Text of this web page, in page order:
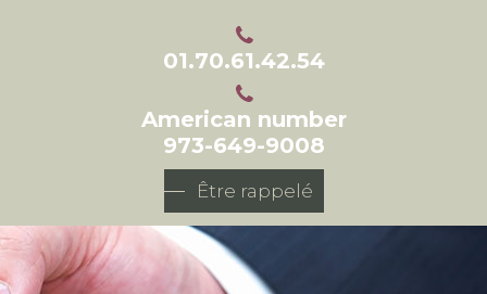
01.70.61.42.54
American number
973-649-9008
Être rappelé